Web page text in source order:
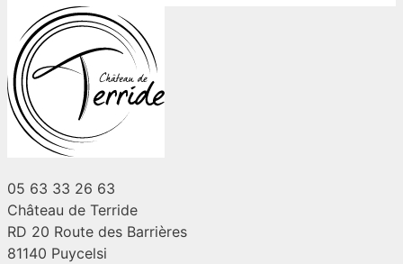
05 63 33 26 63
Château de Terride
RD 20 Route des Barrières
81140 Puycelsi